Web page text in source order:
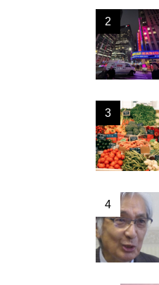
2
3
4